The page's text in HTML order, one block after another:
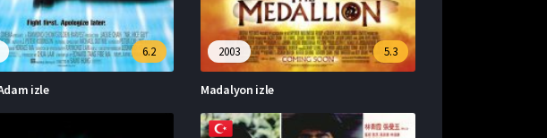
6.2
izle
5.3
2003
Madalyon izle